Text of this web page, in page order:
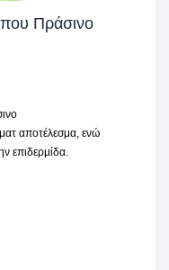
Πράσινο
αποτέλεσμα, ενώ
επιδερμίδα.